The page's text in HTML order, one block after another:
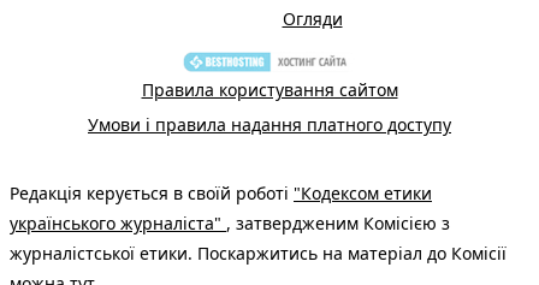
Огляди
Правила користування сайтом
Умови і правила надання платного доступу
Редакція керується в своїй роботі "Кодексом етики
українського журналіста" , затвердженим Комісією з
журналістської етики. Поскаржитись на матеріал до Комісії